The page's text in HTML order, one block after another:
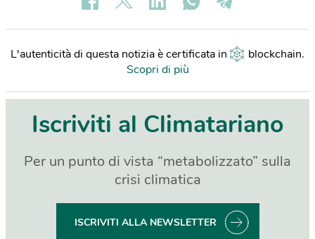
L'autenticità di questa notizia è certificata in blockchain.
Scopri di più
Iscriviti al Climatariano
Per un punto di vista “metabolizzato” sulla
crisi climatica
ISCRIVITI ALLA NEWSLETTER